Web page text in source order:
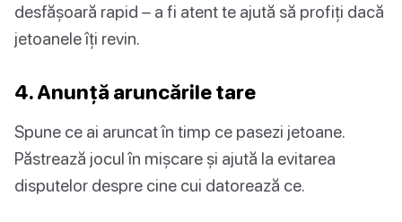
desfășoară rapid – a fi atent te ajută să profiți dacă
jetoanele îți revin.
4. Anunță aruncările tare
Spune ce ai aruncat în timp ce pasezi jetoane.
Păstrează jocul în mișcare și ajută la evitarea
disputelor despre cine cui datorează ce.